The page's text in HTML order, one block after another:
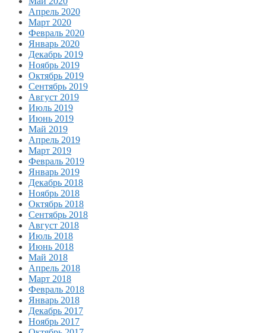
Апрель 2020
Март 2020
Февраль 2020
Январь 2020
Декабрь 2019
Ноябрь 2019
Октябрь 2019
Сентябрь 2019
Август 2019
Июль 2019
Июнь 2019
Май 2019
Апрель 2019
Март 2019
Февраль 2019
Январь 2019
Декабрь 2018
Ноябрь 2018
Октябрь 2018
Сентябрь 2018
Август 2018
Июль 2018
Июнь 2018
Май 2018
Апрель 2018
Март 2018
Февраль 2018
Январь 2018
Декабрь 2017
Ноябрь 2017